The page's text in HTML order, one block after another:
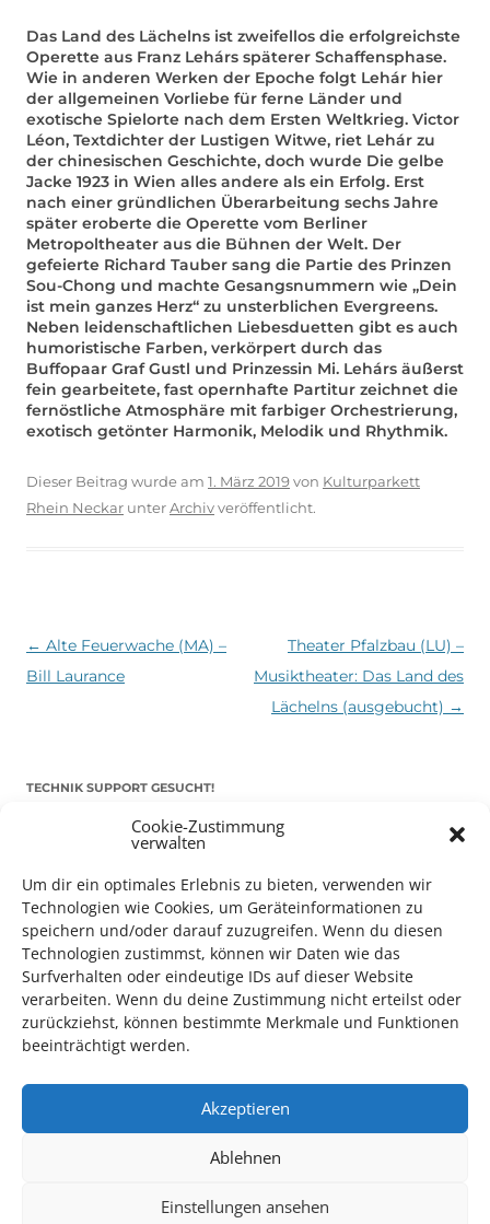
Cookie-Zustimmung
verwalten
Um dir ein optimales Erlebnis zu bieten, verwenden wir
Technologien wie Cookies, um Geräteinformationen zu
speichern und/oder darauf zuzugreifen. Wenn du diesen
Technologien zustimmst, können wir Daten wie das
Surfverhalten oder eindeutige IDs auf dieser Website
verarbeiten. Wenn du deine Zustimmung nicht erteilst oder
zurückziehst, können bestimmte Merkmale und Funktionen
beeinträchtigt werden.
Akzeptieren
Ablehnen
Einstellungen ansehen
Das Land des Lächelns ist zweifellos die erfolgreichste
Operette aus Franz Lehárs späterer Schaffensphase.
Wie in anderen Werken der Epoche folgt Lehár hier
der allgemeinen Vorliebe für ferne Länder und
exotische Spielorte nach dem Ersten Weltkrieg. Victor
Léon, Textdichter der Lustigen Witwe, riet Lehár zu
der chinesischen Geschichte, doch wurde Die gelbe
Jacke 1923 in Wien alles andere als ein Erfolg. Erst
nach einer gründlichen Überarbeitung sechs Jahre
später eroberte die Operette vom Berliner
Metropoltheater aus die Bühnen der Welt. Der
gefeierte Richard Tauber sang die Partie des Prinzen
Sou-Chong und machte Gesangsnummern wie „Dein
ist mein ganzes Herz“ zu unsterblichen Evergreens.
Neben leidenschaftlichen Liebesduetten gibt es auch
humoristische Farben, verkörpert durch das
Buffopaar Graf Gustl und Prinzessin Mi. Lehárs äußerst
fein gearbeitete, fast opernhafte Partitur zeichnet die
fernöstliche Atmosphäre mit farbiger Orchestrierung,
exotisch getönter Harmonik, Melodik und Rhythmik.
Dieser Beitrag wurde am 1. März 2019von Kulturparkett
Rhein Neckar unterArchivveröffentlicht.
Beitragsnavigation
← Alte Feuerwache (MA) –
Bill Laurance
Theater Pfalzbau (LU) –
Musiktheater: Das Land des
Lächelns (ausgebucht) →
TECHNIK SUPPORT GESUCHT!
Das Kulturparkett freut sich stets über
melden Sie sich unterinfo@kulturparkett-rhein-neckar.de
*KULTURTIPP SOMMERPAUSE: FESTIVAL DES DEUTSCHEN FILMS*